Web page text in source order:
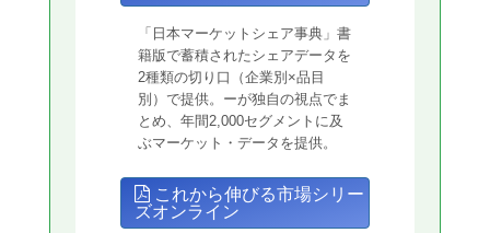
「日本マーケットシェア事典」書
籍版で蓄積されたシェアデータを
2種類の切り口（企業別×品目
別）で提供。ーが独自の視点でま
とめ、年間2,000セグメントに及
ぶマーケット・データを提供。
これから伸びる市場シリー
ズオンライン